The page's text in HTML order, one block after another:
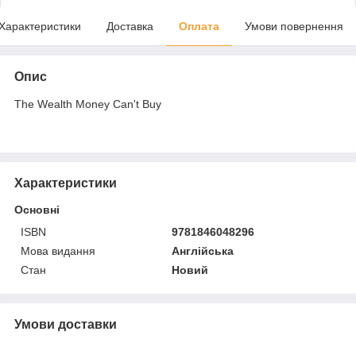
Доставка Оплата Умови повернення
Опис
The Wealth Money Can't Buy
Характеристики
Основні
ISBN
9781846048296
Мова видання
Англійська
Стан
Новий
Умови доставки